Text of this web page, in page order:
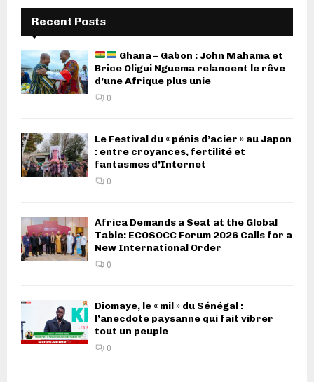
Recent Posts
Ghana – Gabon : John Mahama et
Brice Oligui Nguema relancent le rêve
d’une Afrique plus unie
0
Le Festival du « pénis d’acier » au Japon
: entre croyances, fertilité et
fantasmes d’Internet
0
Africa Demands a Seat at the Global
Table: ECOSOCC Forum 2026 Calls for a
New International Order
0
Diomaye, le « mil » du Sénégal :
l’anecdote paysanne qui fait vibrer
tout un peuple
0